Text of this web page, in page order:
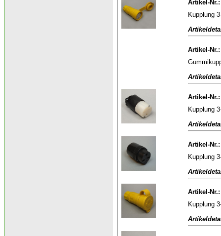
Artikel-Nr.:
Kupplung
Artikel-Nr.:
Artikel-Nr.:
Kupplung
Artikel-Nr.:
Kupplung
Artikel-Nr.:
Kupplung